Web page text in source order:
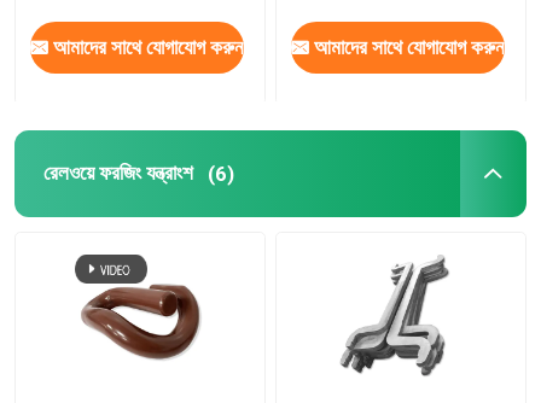
লোকোমোটিভ খুচরা যন্ত্রাংশ
রেলওয়ে ব্রেকিং ভালভ
রেলপথের অংশ
আমাদের সাথে যোগাযোগ করুন আমাদের সাথে যোগাযোগ করুন
রেলওয়ে ফরজিং যন্ত্রাংশ (6)